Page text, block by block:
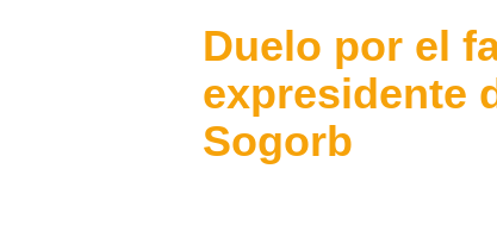
Duelo por el
expresidente
Sogorb